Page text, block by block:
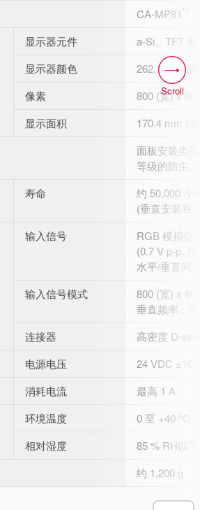
CA-MP81
显示器元件
a-Si、TFT
显示器颜色
262,144 种颜
像素
800 (宽) x
显示面积
170.4 mm (
面板安装类
等级的防尘
寿命
约 50,000 小
(垂直安装在
输入信号
RGB 模拟信
(0.7 V p-p,
水平/垂直同
输入信号模式
800 (宽) x
垂直频率：
连接器
高密度 D-
电源电压
24 VDC ±10
消耗电流
最高 1 A
环境温度
0 至 +40 °C
相对湿度
85 % RH以
约 1,200 g
Scroll